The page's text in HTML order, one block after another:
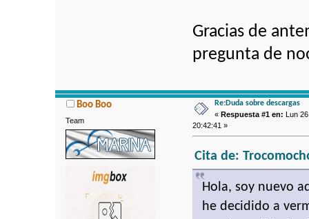
Gracias de
pregunta de
Boo Boo
Team
Re:Duda sobre descargas
«Respuesta #1 en: Lun
20:42:41 »
Cita de:
Hola, soy nuevo
he decidido a